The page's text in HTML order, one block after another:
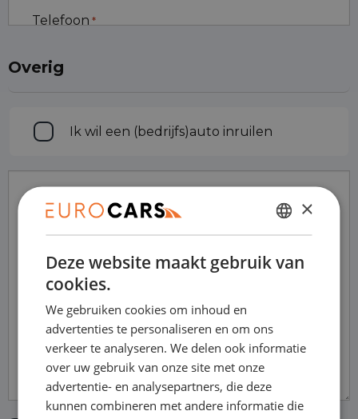
Telefoon *
Overig
Ik wil een (bedrijfs)auto inruilen
DUTCH
ENGLISH
×
Deze website maakt gebruik van
cookies.
We gebruiken cookies om inhoud en
advertenties te personaliseren en om ons
verkeer te analyseren. We delen ook informatie
over uw gebruik van onze site met onze
advertentie- en analysepartners, die deze
kunnen combineren met andere informatie die